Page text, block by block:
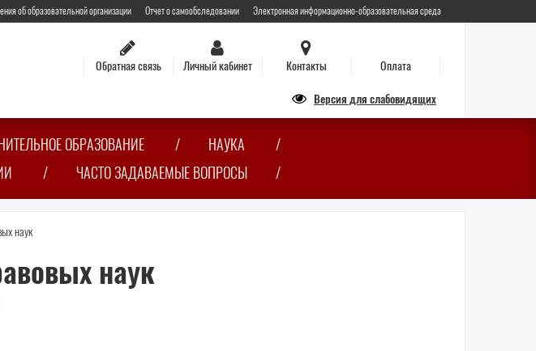
об образовательной организации Отчет о самообследовании Электронная информационно-образовательная среда
Обратная связь Личный кабинет Контакты Оплата
Версия для слабовидящих
ОБРАЗОВАНИЕ
НАУКА
ЧАСТО ЗАДАВАЕМЫЕ ВОПРОСЫ
наук
наук